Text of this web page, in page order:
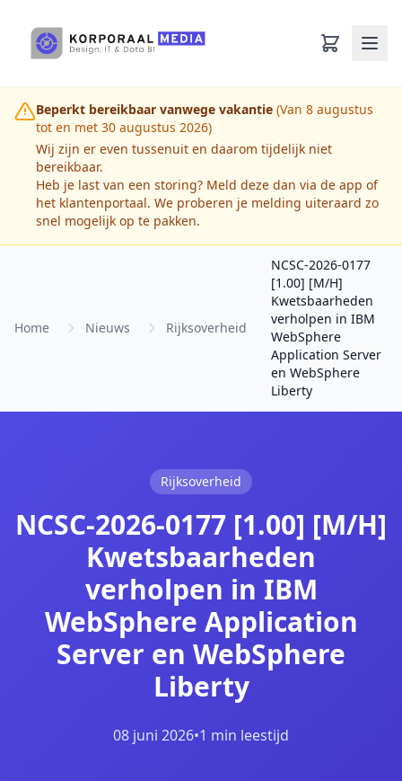
Beperkt bereikbaar vanwege vakantie (Van 8 augustus
tot en met 30 augustus 2026)
Wij zijn er even tussenuit en daarom tijdelijk niet
bereikbaar.
Heb je last van een storing? Meld deze dan via de app of
het klantenportaal. We proberen je melding uiteraard zo
snel mogelijk op te pakken.
Home Nieuws Rijksoverheid
NCSC-2026-0177
[1.00] [M/H]
Kwetsbaarheden
verholpen in IBM
WebSphere
Application Server
en WebSphere
Liberty
Rijksoverheid
NCSC-2026-0177 [1.00] [M/H]
Kwetsbaarheden
verholpen in IBM
WebSphere Application
Server en WebSphere
Liberty
08 juni 2026•1 min leestijd